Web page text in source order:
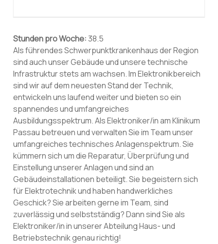
Stunden pro Woche:38.5
Als führendes Schwerpunktkrankenhaus der Region
sind auch unser Gebäude und unsere technische
Infrastruktur stets am wachsen. Im Elektronikbereich
sind wir auf dem neuesten Stand der Technik,
entwickeln uns laufend weiter und bieten so ein
spannendes und umfangreiches
Ausbildungsspektrum. Als Elektroniker/in am Klinikum
Passau betreuen und verwalten Sie im Team unser
umfangreiches technisches Anlagenspektrum. Sie
kümmern sich um die Reparatur, Überprüfung und
Einstellung unserer Anlagen und sind an
Gebäudeinstallationen beteiligt. Sie begeistern sich
für Elektrotechnik und haben handwerkliches
Geschick? Sie arbeiten gerne im Team, sind
zuverlässig und selbstständig? Dann sind Sie als
Elektroniker/in in unserer Abteilung Haus- und
Betriebstechnik genau richtig!